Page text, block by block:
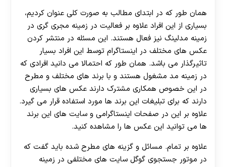
همان طور که در ابتدای مطالب به صورت کلی عنوان کردیم،
بسیاری از این افراد علاوه بر فعالیت در زمینه مجری گری در
زمینه مدلینگ نیز فعال هستند. این مسئله در منتشر کردن
عکس های مختلف در اینستاگرام توسط این افراد بسیار
تاثیرگذار می باشد. همان طور که احتمالا می دانید افرادی که
در زمینه مد مشغول هستند و با برند های مختلف و مطرح
در این خصوص همکاری مشترک دارند عکس های بسیاری
دارند که برای تبلیغات این برند ها مورد استفاده قرار می‌ گیرد.
علاوه بر این در صفحات اینستاگرامی و سایت های این برند
ها می توانید این عکس ها را مشاهده کنید.
علاوه بر تمام. مسائل و گزینه های مطرح شده باید گفت که
در موتور جستجوی گوگل سایت های مختلفی در زمینه